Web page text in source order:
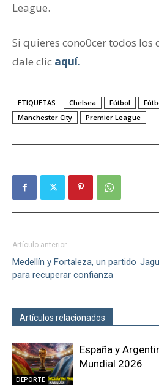
League.
Si quieres cono0cer todos los
dale clic aquí.
ETIQUETAS Chelsea Fútbol
Manchester City
Premier League
Artículo anterior
Medellín y Fortaleza, un partido
para recuperar confianza
Artículos relacionados
DEPORTE
España y
Mundial 2026